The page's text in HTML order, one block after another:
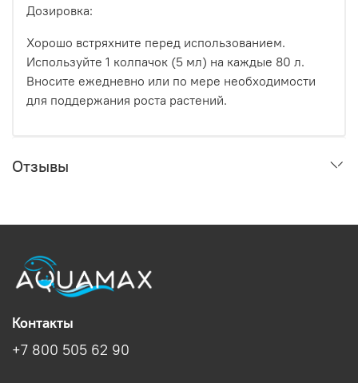
Дозировка:
Хорошо встряхните перед использованием.
Используйте 1 колпачок (5 мл) на каждые 80 л.
Вносите ежедневно или по мере необходимости
для поддержания роста растений.
Отзывы
Контакты
+7 800 505 62 90